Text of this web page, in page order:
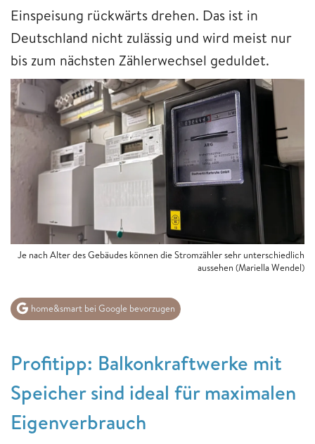
Einspeisung rückwärts drehen. Das ist in
Deutschland nicht zulässig und wird meist nur
bis zum nächsten Zählerwechsel geduldet.
Je nach Alter des Gebäudes können die Stromzähler sehr unterschiedlich
aussehen (Mariella Wendel)
home&smart bei Google bevorzugen
Profitipp: Balkonkraftwerke mit
Speicher sind ideal für maximalen
Eigenverbrauch